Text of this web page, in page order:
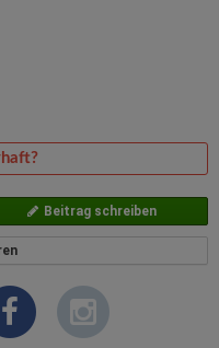
Beitrag schreiben